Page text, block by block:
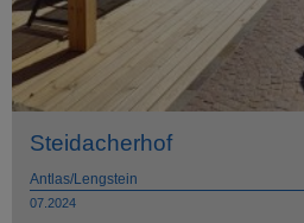
Steidacherhof
Antlas/Lengstein
07.2024